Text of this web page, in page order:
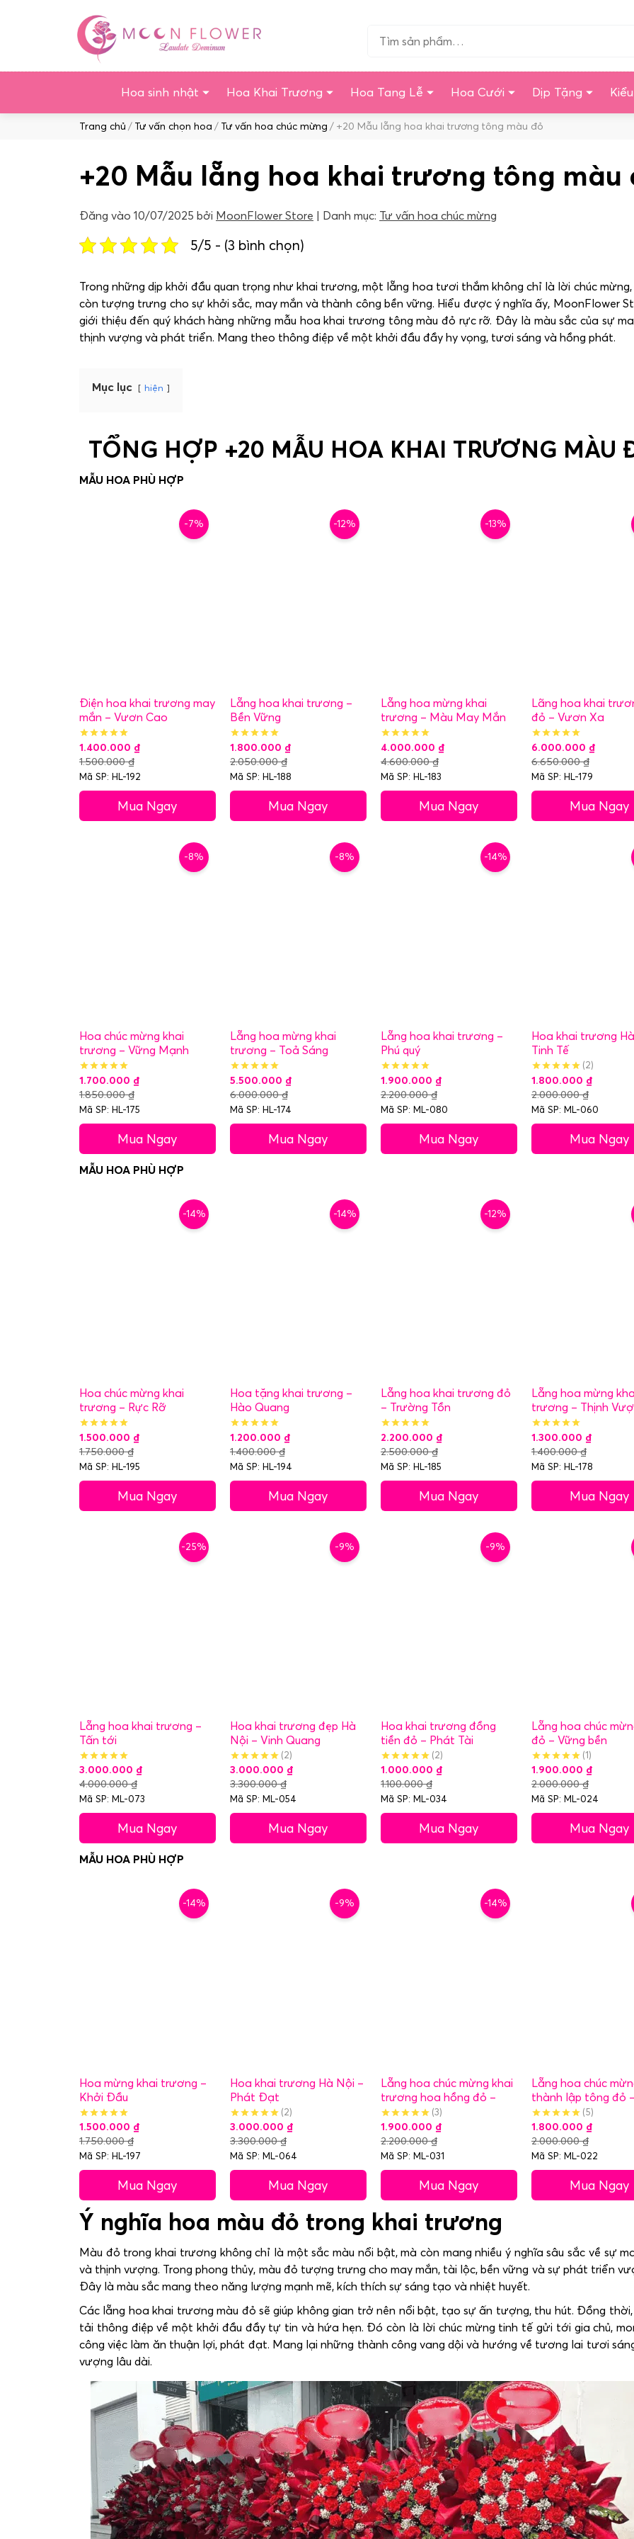
Tìm…
Hoa sinh nhật Hoa Khai Trương Hoa Tang Lễ Hoa Cưới Dịp Tặng
Duyệt:
Trang chủ Tư vấn chọn hoa Tư vấn hoa chúc mừng +20 Mẫu lẵng hoa khai trương tông màu đỏ
+20 Mẫu lẵng hoa khai trương tông màu
Đăng vào 10/07/2025 bởi MoonFlower Store Danh mục: Tư vấn hoa chúc mừng
5/5 - (3 bình chọn)
Trong những dịp khởi đầu quan trọng như khai trương, một lẵng hoa tươi thắm không chỉ là lời chúc
còn tượng trưng cho sự khởi sắc, may mắn và thành công bền vững. Hiểu được ý nghĩa ấy, MoonFlower
giới thiệu đến quý khách hàng những mẫu hoa khai trương tông màu đỏ rực rỡ. Đây là màu sắc của sự
thịnh vượng và phát triển. Mang theo thông điệp về một khởi đầu đầy hy vọng, tươi sáng và hồng phát.
Mục lục hiện
TỔNG HỢP +20 MẪU HOA KHAI TRƯƠNG MÀU
-7%
Điện hoa khai trương may
mắn – Vươn Cao
1.400.000 ₫
1.500.000₫
Mã SP: HL-192
Mua Ngay
-12%
Lẵng hoa khai trương –
Bền Vững
1.800.000 ₫
2.050.000₫
Mã SP: HL-188
Mua Ngay
-13%
Lẵng hoa mừng khai
trương – Màu May Mắn
4.000.000 ₫
4.600.000₫
Mã SP: HL-183
Mua Ngay
Lãng hoa khai
đỏ – Vươn Xa
6.000.000 ₫
6.650.000₫
Mã SP: HL-179
Mua Ngay
-8%
Hoa chúc mừng khai
trương – Vững Mạnh
1.700.000 ₫
1.850.000₫
Mã SP: HL-175
Mua Ngay
-8%
Lẵng hoa mừng khai
trương – Toả Sáng
5.500.000 ₫
6.000.000₫
Mã SP: HL-174
Mua Ngay
-14%
Lẵng hoa khai trương –
Phú quý
1.900.000 ₫
2.200.000₫
Mã SP: ML-080
Mua Ngay
Hoa khai trương
Tinh Tế
(2)
1.800.000 ₫
2.000.000₫
Mã SP: ML-060
Mua Ngay
-14%
Hoa chúc mừng khai
trương – Rực Rỡ
1.500.000 ₫
1.750.000₫
Mã SP: HL-195
Mua Ngay
-14%
Hoa tặng khai trương –
Hào Quang
1.200.000 ₫
1.400.000₫
Mã SP: HL-194
Mua Ngay
-12%
Lẵng hoa khai trương đỏ
– Trường Tồn
2.200.000 ₫
2.500.000₫
Mã SP: HL-185
Mua Ngay
Lẵng hoa mừng
trương – Thịnh
1.300.000 ₫
1.400.000₫
Mã SP: HL-178
Mua Ngay
-25%
Lẵng hoa khai trương –
Tấn tới
3.000.000 ₫
4.000.000₫
Mã SP: ML-073
Mua Ngay
-9%
Hoa khai trương đẹp Hà
Nội – Vinh Quang
(2)
3.000.000 ₫
3.300.000₫
Mã SP: ML-054
Mua Ngay
-9%
Hoa khai trương đồng
tiền đỏ – Phát Tài
(2)
1.000.000 ₫
1.100.000₫
Mã SP: ML-034
Mua Ngay
Lẵng hoa chúc
đỏ – Vững bền
(1)
1.900.000 ₫
2.000.000₫
Mã SP: ML-024
Mua Ngay
-14%
Hoa mừng khai trương –
Khởi Đầu
1.500.000 ₫
1.750.000₫
Mã SP: HL-197
Mua Ngay
-9%
Hoa khai trương Hà Nội –
Phát Đạt
(2)
3.000.000 ₫
3.300.000₫
Mã SP: ML-064
Mua Ngay
-14%
Lẵng hoa chúc mừng khai
trương hoa hồng đỏ –
May Mắn (3)
1.900.000 ₫
2.200.000₫
Mã SP: ML-031
Mua Ngay
Lẵng hoa chúc
thành lập tông đỏ –
Trường Thịnh
(5)
1.800.000 ₫
2.000.000₫
Mã SP: ML-022
Mua Ngay
Ý nghĩa hoa màu đỏ trong khai trương
Màu đỏ trong khai trương không chỉ là một sắc màu nổi bật, mà còn mang nhiều ý nghĩa sâu sắc về sự
và thịnh vượng. Trong phong thủy, màu đỏ tượng trưng cho may mắn, tài lộc, bền vững và sự phát triển
Đây là màu sắc mang theo năng lượng mạnh mẽ, kích thích sự sáng tạo và nhiệt huyết.
Các lẵng hoa khai trương màu đỏ sẽ giúp không gian trở nên nổi bật, tạo sự ấn tượng, thu hút. Đồng thời,
tải thông điệp về một khởi đầu đầy tự tin và hứa hẹn. Đó còn là lời chúc mừng tinh tế gửi tới gia chủ,
công việc làm ăn thuận lợi, phát đạt. Mang lại những thành công vang dội và hướng về tương lai tươi
vượng lâu dài.